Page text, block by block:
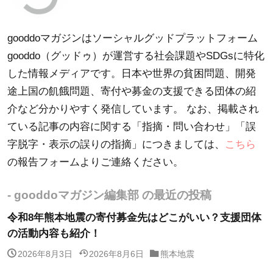
gooddoマガジンはソーシャルグッドプラットフォーム
gooddo（グッドゥ）が運営する社会課題やSDGsに特化
した情報メディアです。日本や世界の貧困問題、開発
途上国の飢餓問題、寄付や募金の支援できる団体の紹
介など分かりやすく発信しています。 なお、掲載され
ている記事の内容に関する「指摘・問い合わせ」「誤
字脱字・表示の誤りの指摘」につきましては、
こちら
の報告フォームよりご連絡ください。
- gooddoマガジン編集部 の最近の投稿
令和8年熊本地震の寄付募金先はどこがいい？支援団体
の活動内容も紹介！
2026年8月3日 2026年8月6日 熊本地震